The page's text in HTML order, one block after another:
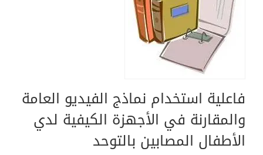
فاعلية استخدام نماذج الفيديو العامة
والمقارنة في الأجهزة الكيفية لدي
الأطفال المصابين بالتوحد